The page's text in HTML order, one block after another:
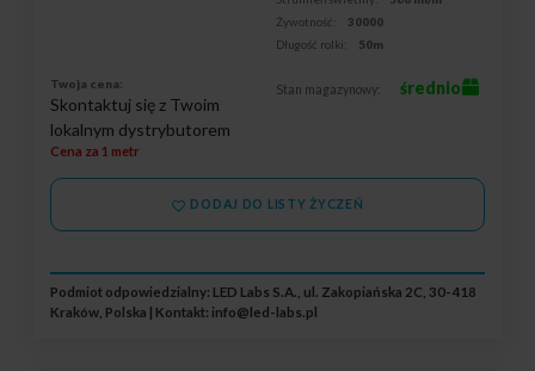
Żywotność:
30000
Długość rolki:
50m
Twoja cena:
Skontaktuj się z Twoim
lokalnym dystrybutorem
Cena za 1 metr
Stan magazynowy: średnio
DODAJ DO LISTY ŻYCZEŃ
Podmiot odpowiedzialny: LED Labs S.A., ul. Zakopiańska 2C, 30-418
Kraków, Polska | Kontakt: info@led-labs.pl